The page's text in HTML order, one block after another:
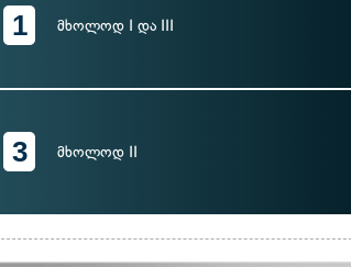
1 მხოლოდ I და III
3 მხოლოდ II